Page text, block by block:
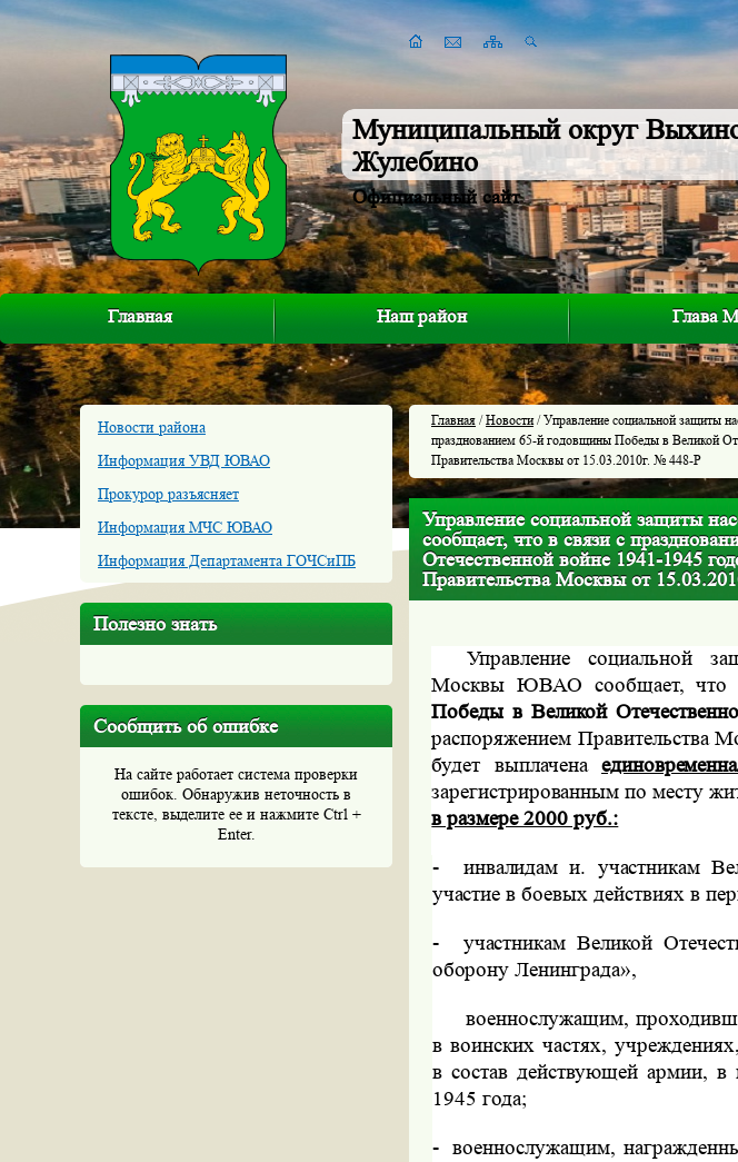
Муниципальный округ
Жулебино
Официальный сайт
Главная Наш район Глава
Новости района
Информация УВД ЮВАО
Прокурор разъясняет
Информация МЧС ЮВАО
Информация Департамента ГОЧСиПБ
Полезно знать
Сообщить об ошибке
На сайте работает система проверки
ошибок. Обнаружив неточность в
тексте, выделите ее и нажмите Ctrl +
Enter.
Главная /Новости/ Управление социальной защиты
празднованием 65-й годовщины Победы в Великой
Правительства Москвы от 15.03.2010г. № 448-Р
Управление социальной защиты
сообщает, что в связи с
Отечественной войне 1941-1945
Правительства Москвы от
Управление социальной
МосквыЮВАО сообщает, что
Победы в Великой
распоряжением Правительства
будет выплачена
зарегистрированным по месту
в размере 2000 руб.:
-
инвалидам и. участникам
участие в боевых действиях в
-
участникам Великой
оборонуЛенинграда»,
военнослужащим,
в воинских частях,
в состав действующей армии,
1945 года;
- военнослужащим,